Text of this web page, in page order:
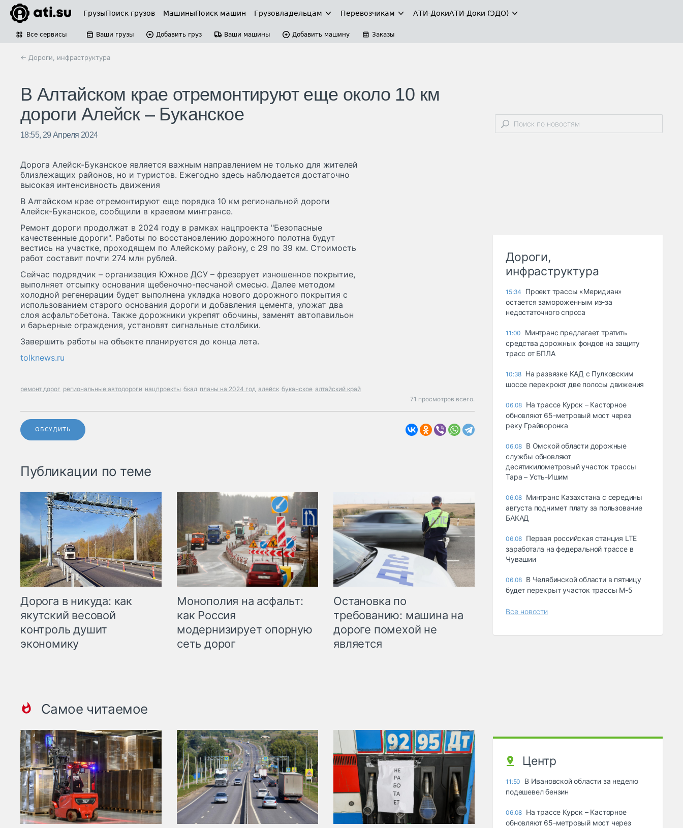
ГрузыПоиск грузов МашиныПоиск машин Грузовладельцам Перевозчикам АТИ-ДокиАТИ-Доки (ЭДО)
Все сервисы Ваши грузы Добавить груз Ваши машины Добавить машину Заказы
← Дороги, инфраструктура
В Алтайском крае отремонтируют еще около 10 км
дороги Алейск – Буканское
18:55, 29 Апреля 2024
Дорога Алейск-Буканское является важным направлением не только для жителей
близлежащих районов, но и туристов. Ежегодно здесь наблюдается достаточно
высокая интенсивность движения
В Алтайском крае отремонтируют еще порядка 10 км региональной дороги
Алейск-Буканское, сообщили в краевом минтрансе.
Ремонт дороги продолжат в 2024 году в рамках нацпроекта "Безопасные
качественные дороги". Работы по восстановлению дорожного полотна будут
вестись на участке, проходящем по Алейскому району, с 29 по 39 км. Стоимость
работ составит почти 274 млн рублей.
Сейчас подрядчик – организация Южное ДСУ – фрезерует изношенное покрытие,
выполняет отсыпку основания щебеночно-песчаной смесью. Далее методом
холодной регенерации будет выполнена укладка нового дорожного покрытия с
использованием старого основания дороги и добавления цемента, уложат два
слоя асфальтобетона. Также дорожники укрепят обочины, заменят автопавильон
и барьерные ограждения, установят сигнальные столбики.
Завершить работы на объекте планируется до конца лета.
tolknews.ru
ремонт дорог региональные автодороги нацпроекты бкад планы на 2024 год алейск буканское алтайский край
71 просмотров всего.
ОБСУДИТЬ
Публикации по теме
Дорога в никуда: как
якутский весовой
контроль душит
экономику
Монополия на асфальт:
как Россия
модернизирует опорную
сеть дорог
Остановка по
требованию: машина на
дороге помехой не
является
Самое читаемое
Дороги,
инфраструктура
15:34
Проект трассы «Меридиан»
остается замороженным из-за
недостаточного спроса
11:00
Минтранс предлагает тратить
средства дорожных фондов на защиту
трасс от БПЛА
10:38 На развязке КАД с Пулковским
шоссе перекроют две полосы движения
06.08 На трассе Курск – Касторное
обновляют 65-метровый мост через
реку Грайворонка
06.08 В Омской области дорожные
службы обновляют
десятикилометровый участок трассы
Тара – Усть-Ишим
06.08 Минтранс Казахстана с середины
августа поднимет плату за пользование
БАКАД
06.08 Первая российская станция LTE
заработала на федеральной трассе в
Чувашии
06.08 В Челябинской области в пятницу
будет перекрыт участок трассы М-5
Все новости
Центр
11:50
В Ивановской области за неделю
подешевел бензин
06.08 На трассе Курск – Касторное
обновляют 65-метровый мост через